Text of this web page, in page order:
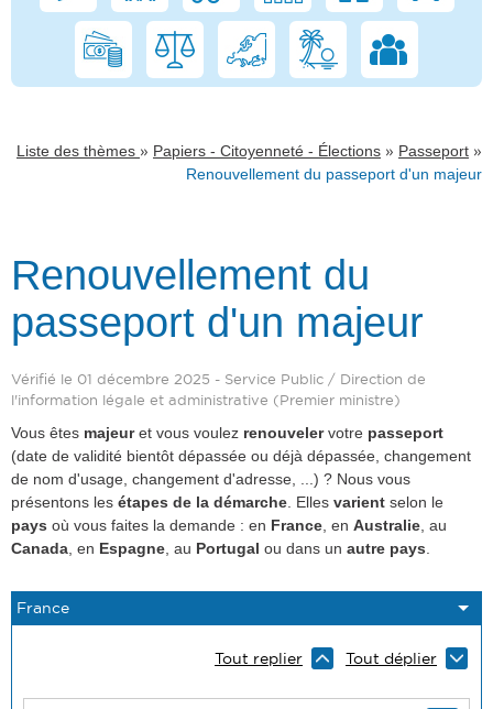
Liste des thèmes » Papiers - Citoyenneté - Élections » Passeport »
Renouvellement du passeport d'un majeur
Renouvellement du
passeport d'un majeur
Vérifié le 01 décembre 2025 - Service Public / Direction de
l'information légale et administrative (Premier ministre)
Vous êtes majeuret vous voulez renouvelervotre passeport
(date de validité bientôt dépassée ou déjà dépassée, changement
de nom d'usage, changement d'adresse, ...) ? Nous vous
présentons les étapes de la démarche . Elles varient selon le
pays où vous faites la demande : en France , en Australie , au
Canada , en Espagne , au Portugal ou dans un autre pays
Tout replier Tout déplier